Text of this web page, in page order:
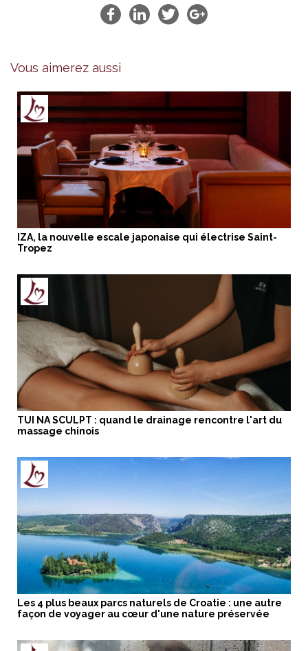
Vous aimerez aussi
IZA, la nouvelle escale japonaise qui électrise Saint-
Tropez
TUI NA SCULPT : quand le drainage rencontre l'art du
massage chinois
Les 4 plus beaux parcs naturels de Croatie : une autre
façon de voyager au cœur d'une nature préservée